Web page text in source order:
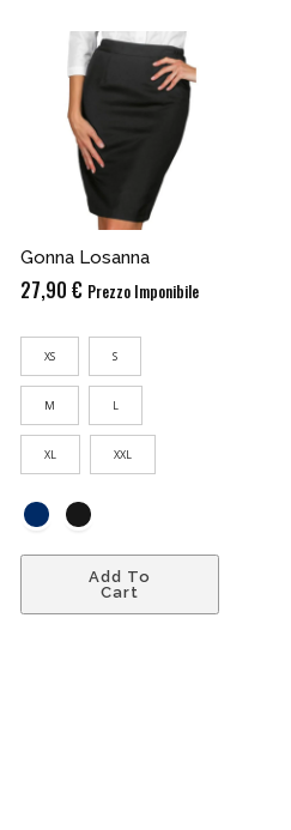
Gonna Losanna
27,90 € Prezzo Imponibile
XS S
M L
XL XXL
Add To
Cart